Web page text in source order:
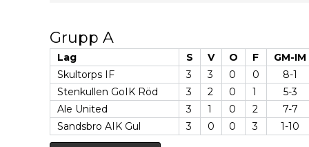
Grupp A
Lag S V O F GM-IM
Skultorps IF
3 3 0 0 8-1
Stenkullen GoIK Röd
3 2 0 1 5-3
Ale United
3 1 0 2 7-7
Sandsbro AIK Gul
3 0 0 3 1-10